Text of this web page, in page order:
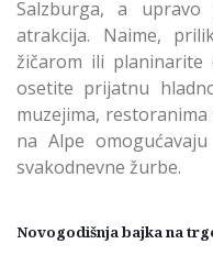
Salzburga, a
atrakcija. Naime,
žičarom ili planinarite
osetite prijatnu
muzejima,
na Alpe
svakodnevne žurbe.
Novogodišnja bajka na